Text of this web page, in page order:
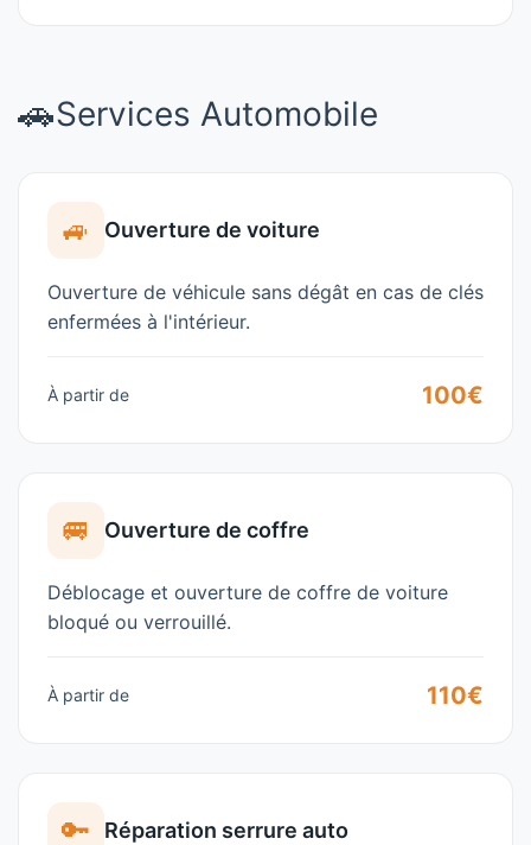
🚗Services Automobile
🚙 Ouverture de voiture
Ouverture de véhicule sans dégât en cas de clés
enfermées à l'intérieur.
À partir de 100€
🚐 Ouverture de coffre
Déblocage et ouverture de coffre de voiture
bloqué ou verrouillé.
À partir de 110€
🔑 Réparation serrure auto